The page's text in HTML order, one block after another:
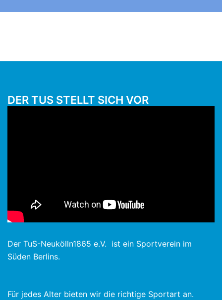
DER TUS STELLT SICH VOR
Der TuS-Neukölln1865 e.V. ist ein Sportverein im
Süden Berlins.
Für jedes Alter bieten wir die richtige Sportart an.